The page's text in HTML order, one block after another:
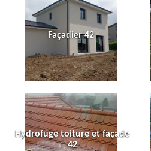
Façadier 42
Hydrofuge toiture et façade
42